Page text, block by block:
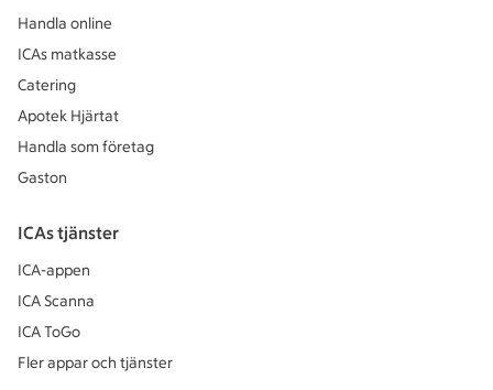
Handla online
ICAs matkasse
Catering
Apotek Hjärtat
Handla som företag
Gaston
ICAs tjänster
ICA-appen
ICA Scanna
ICA ToGo
Fler appar och tjänster